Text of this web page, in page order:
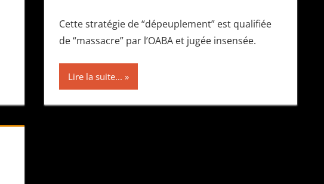
Cette stratégie de “dépeuplement” est qualifiée
de “massacre” par l’OABA et jugée insensée.
Lire la suite...